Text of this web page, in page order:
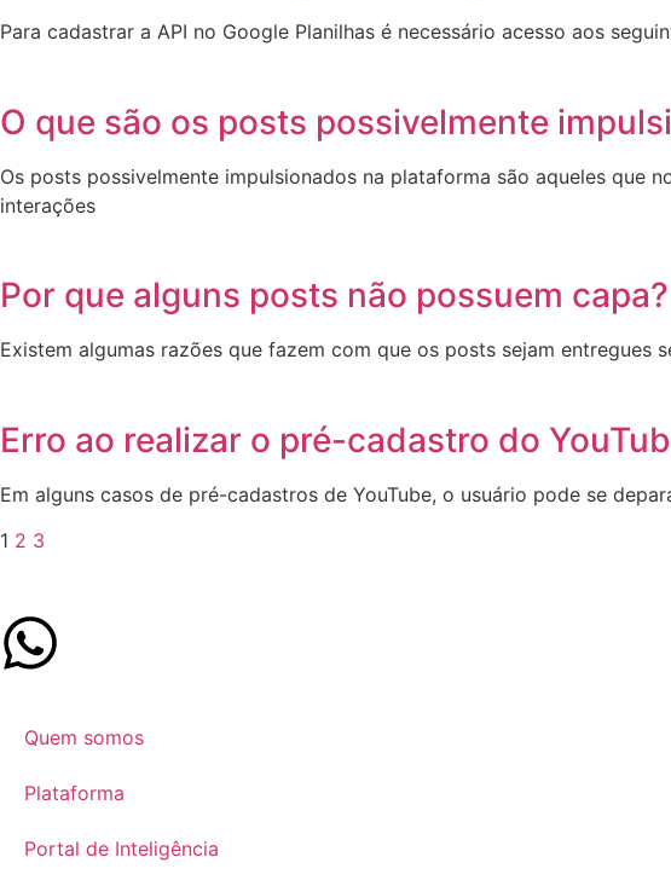
Para cadastrar a API no Google Planilhas é necessário acesso aos
O que são os posts possivelmente
Os posts possivelmente impulsionados na plataforma são aqueles que
interações
Por que alguns posts não possuem capa?
Existem algumas razões que fazem com que os posts sejam
Erro ao realizar o pré-cadastro do
Em alguns casos de pré-cadastros de YouTube, o usuário pode se
1 2 3
Quem somos
Plataforma
Portal de Inteligência